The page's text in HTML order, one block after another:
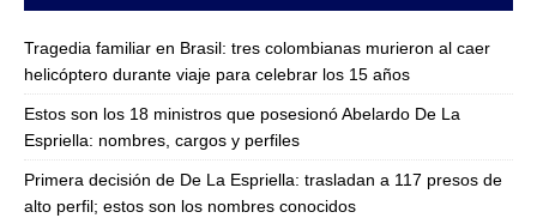
Tragedia familiar en Brasil: tres colombianas murieron al caer
helicóptero durante viaje para celebrar los 15 años
Estos son los 18 ministros que posesionó Abelardo De La
Espriella: nombres, cargos y perfiles
Primera decisión de De La Espriella: trasladan a 117 presos de
alto perfil; estos son los nombres conocidos